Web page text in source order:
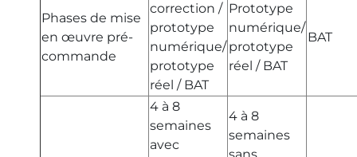
Phases de mise
en œuvre pré-
commande
correction /
prototype
numérique/
prototype
réel / BAT
Prototype
numérique/
prototype
réel / BAT
BAT
4 à 8
semaines
avec
4 à 8
semaines